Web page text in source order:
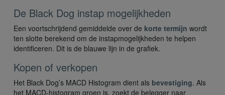
De Black Dog instap mogelijkheden
Een voortschrijdend gemiddelde over de korte termijn wordt
ten slotte berekend om de instapmogelijkheden te helpen
identificeren. Dit is de blauwe lijn in de grafiek.
Kopen of verkopen
Het Black Dog’s MACD Histogram dient als bevestiging. Als
het MACD-histogram groen is, zoekt de belegger naar